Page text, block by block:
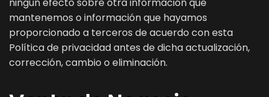
mantenemos o información que hayamos
proporcionado a terceros de acuerdo con esta
Política de privacidad antes de dicha actualización,
corrección, cambio o eliminación.